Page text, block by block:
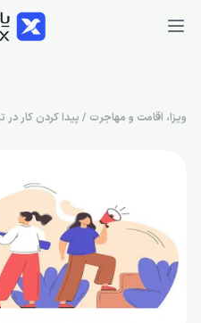
ویزا، اقامت و مهاجرت / پیدا کردن کار در